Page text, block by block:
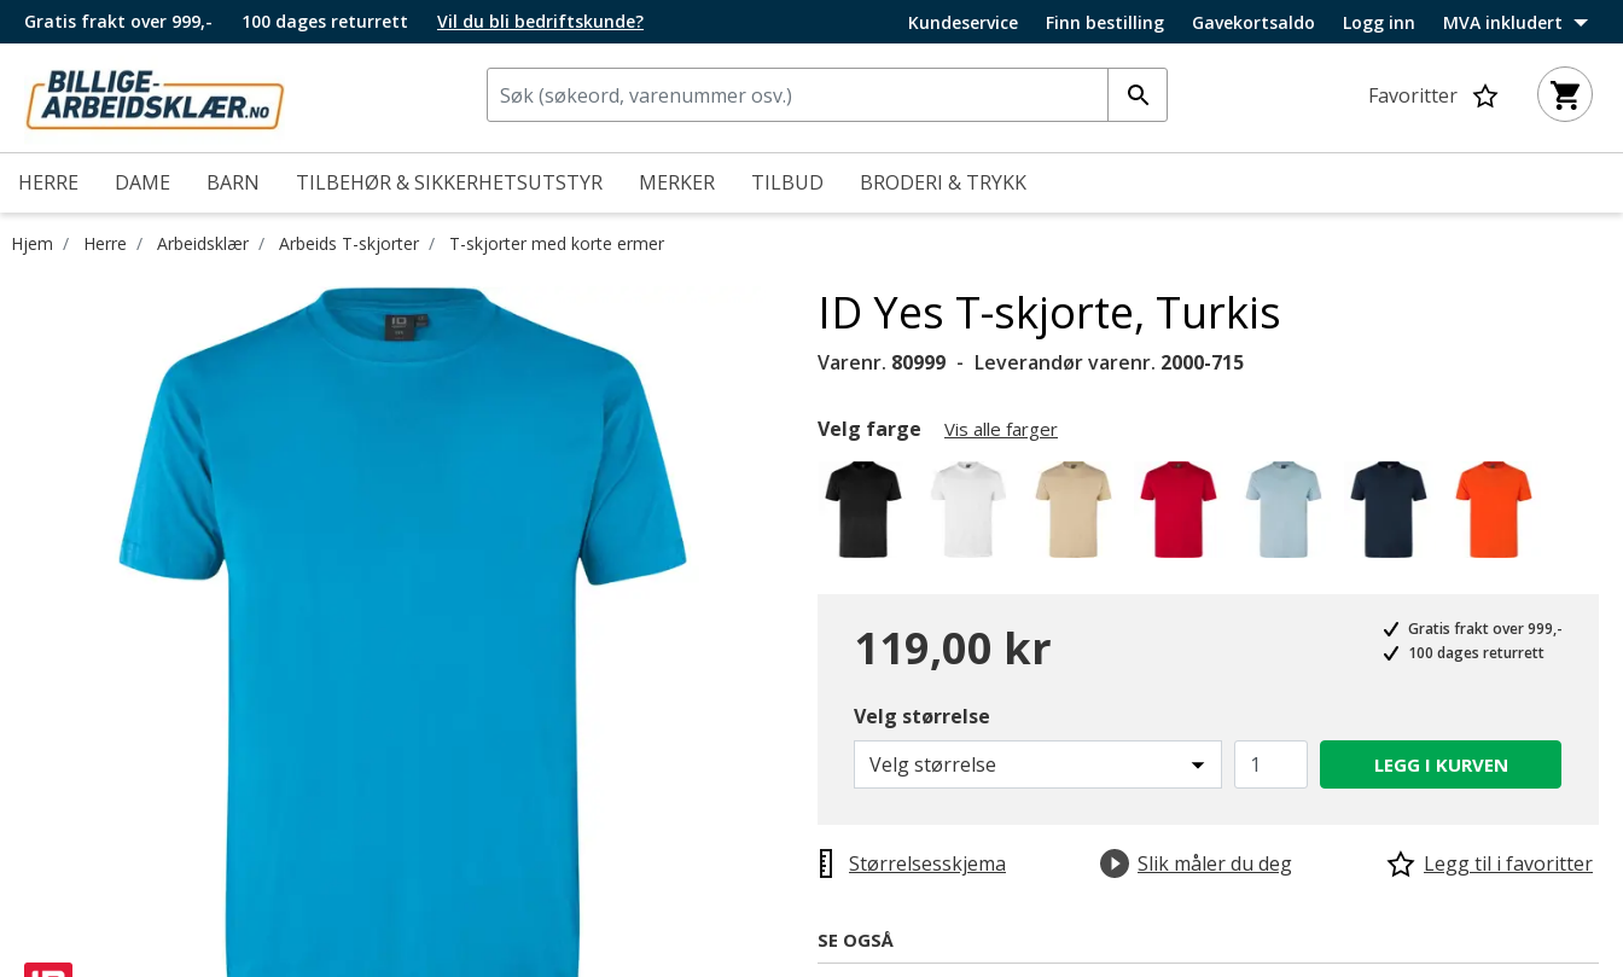
Gratis frakt over 999,- 100 dages returrett Vil du bli bedriftskunde? Kundeservice Finn bestilling Gavekortsaldo Logg inn MVA inkludert
Favoritter
HERRE DAME BARN TILBEHØR & SIKKERHETSUTSTYR MERKER TILBUD BRODERI & TRYKK
Hjem Herre Arbeidsklær Arbeids T-skjorter T-skjorter med korte ermer
ID Yes T-skjorte, Turkis
Varenr. 80999 Leverandør varenr. 2000-715
Velg farge Vis alle farger
valgte
119,00 kr
Gratis frakt over 999,-
100 dages returrett
Velg størrelse
Velg størrelse
LEGG I KURVEN
Størrelsesskjema Slik måler du deg Legg til i favoritter
SE OGSÅ